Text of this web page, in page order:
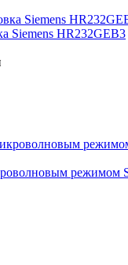
Siemens HR232GEB3
режимом